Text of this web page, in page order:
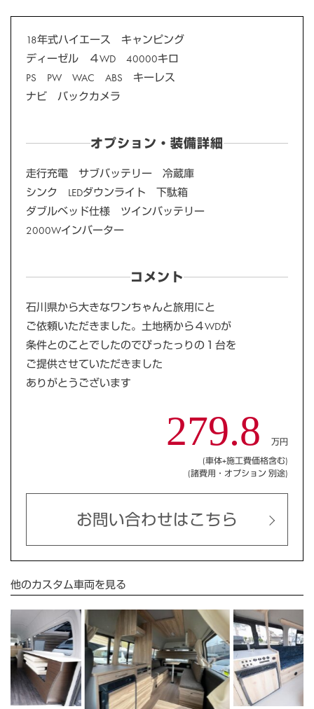
18年式ハイエース キャンピング
ディーゼル ４WD 40000キロ
PS PW WAC ABS キーレス
ナビ バックカメラ
オプション・装備詳細
走行充電 サブバッテリー 冷蔵庫
シンク LEDダウンライト 下駄箱
ダブルベッド仕様 ツインバッテリー
2000Wインバーター
コメント
石川県から大きなワンちゃんと旅用にと
ご依頼いただきました。土地柄から４WDが
条件とのことでしたのでぴったっりの１台を
ご提供させていただきました
ありがとうございます
279.8万円
(車体+施工費価格含む)
(諸費用・オプション 別途)
お問い合わせはこちら
他のカスタム車両を見る